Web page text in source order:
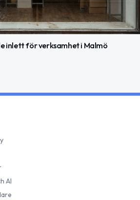
inlett för verksamhet i Malmö
AI